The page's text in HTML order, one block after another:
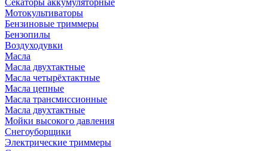
Секаторы аккумуляторные
Мотокультиваторы
Бензиновые триммеры
Бензопилы
Воздуходувки
Масла
Масла двухтактные
Масла четырёхтактные
Масла цепные
Масла трансмиссионные
Масла двухтактные
Мойки высокого давления
Снегоуборщики
Электрические триммеры